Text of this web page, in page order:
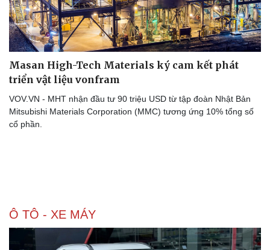
Masan High-Tech Materials ký cam kết phát
triển vật liệu vonfram
VOV.VN - MHT nhận đầu tư 90 triệu USD từ tập đoàn Nhật Bản
Mitsubishi Materials Corporation (MMC) tương ứng 10% tổng số
cổ phần.
Ô TÔ - XE MÁY